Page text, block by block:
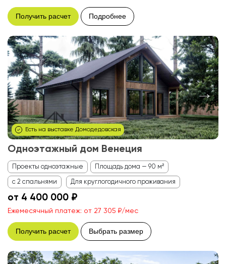
Получить расчет Подробнее
Есть на выставке Домодедовская
Одноэтажный дом Венеция
Проекты одноэтажные Площадь дома — 90 м²
с 2 спальнями Для круглогодичного проживания
от 4 400 000 ₽
Ежемесячный платеж: от 27 305 ₽/мес
Получить расчет Выбрать размер